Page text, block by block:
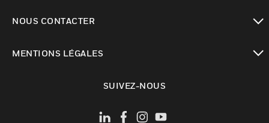
NOUS CONTACTER
MENTIONS LÉGALES
SUIVEZ-NOUS